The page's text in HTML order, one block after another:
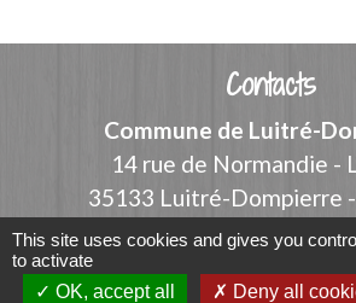
Contacts
Commune de Luitré-
14 rue de Normandie -
35133 Luitré-Dompierre
+33 2 99 97 91
Contact par
This site uses cookies and gives you
to activate
OK, accept all
Deny all